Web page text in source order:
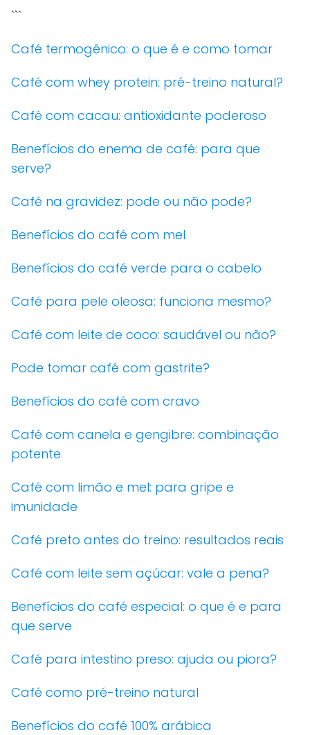
```
Café termogênico: o que é e como tomar
Café com whey protein: pré-treino natural?
Café com cacau: antioxidante poderoso
Benefícios do enema de café: para que
serve?
Café na gravidez: pode ou não pode?
Benefícios do café com mel
Benefícios do café verde para o cabelo
Café para pele oleosa: funciona mesmo?
Café com leite de coco: saudável ou não?
Pode tomar café com gastrite?
Benefícios do café com cravo
Café com canela e gengibre: combinação
potente
Café com limão e mel: para gripe e
imunidade
Café preto antes do treino: resultados reais
Café com leite sem açúcar: vale a pena?
Benefícios do café especial: o que é e para
que serve
Café para intestino preso: ajuda ou piora?
Café como pré-treino natural
Benefícios do café 100% arábica